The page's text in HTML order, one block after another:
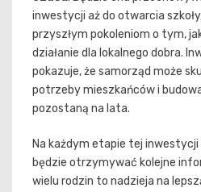
inwestycji aż do otwarcia
przyszłym pokoleniom o tym,
działanie dla lokalnego dobra.
pokazuje, że samorząd może
potrzeby mieszkańców i
pozostaną na lata.
Na każdym etapie tej inwestycji
będzie otrzymywać kolejne
wielu rodzin to nadzieja na